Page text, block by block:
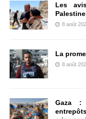
Les
8 août
La
8 août
Gaza :